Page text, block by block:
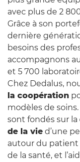
avec plus de 2
Grâce à son
dernière
besoins des
accompagnons
et 5 700
Chez Dedalus,
la coopération
modèles de
sont fondés sur la
de la vie d’une
autour du patient
de la santé, et